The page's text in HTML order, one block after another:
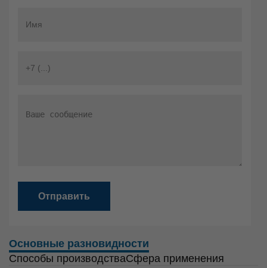
Отправить
Основные разновидности
Способы производстваСфера применения